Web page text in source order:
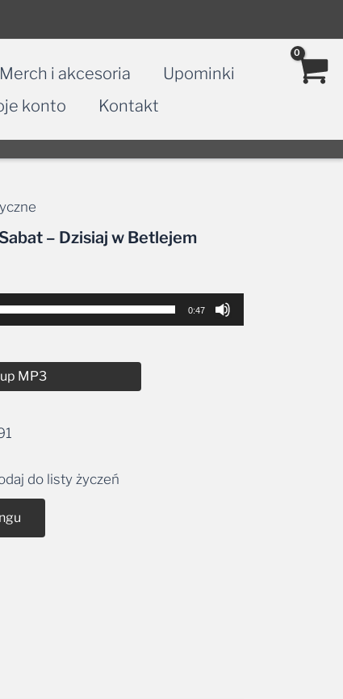
Merch i akcesoria
Upominki
konto Kontakt
– Dzisiaj w Betlejem
0:47
MP3
do listy życzeń